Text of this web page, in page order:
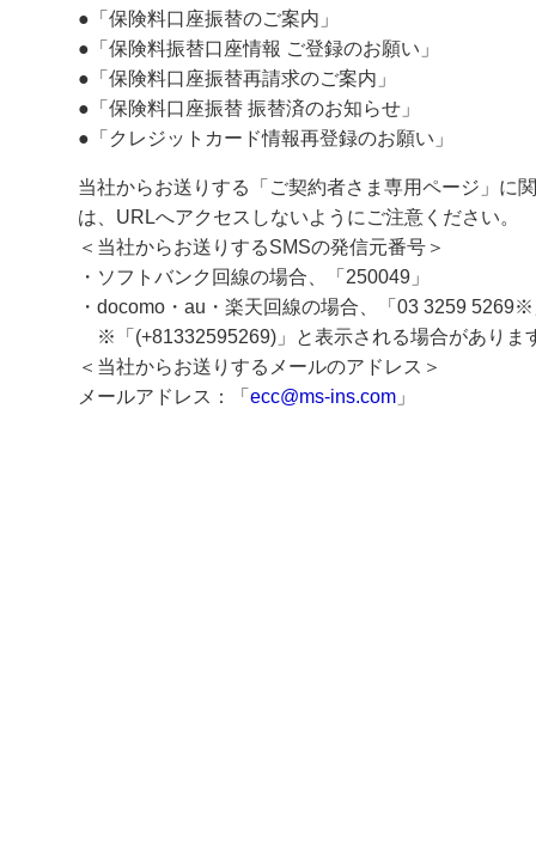
●「保険料口座振替のご案内」
●「保険料振替口座情報 ご登録のお願い」
●「保険料口座振替再請求のご案内」
●「保険料口座振替 振替済のお知らせ」
●「クレジットカード情報再登録のお願い」
当社からお送りする「ご契約者さま専用ページ」に
は、URLへアクセスしないようにご注意ください。
＜当社からお送りするSMSの発信元番号＞
・ソフトバンク回線の場合、「250049」
・docomo・au・楽天回線の場合、「03 3259
※「(+81332595269)」と表示される場合がありま
＜当社からお送りするメールのアドレス＞
メールアドレス：「 ecc@ms-ins.com 」